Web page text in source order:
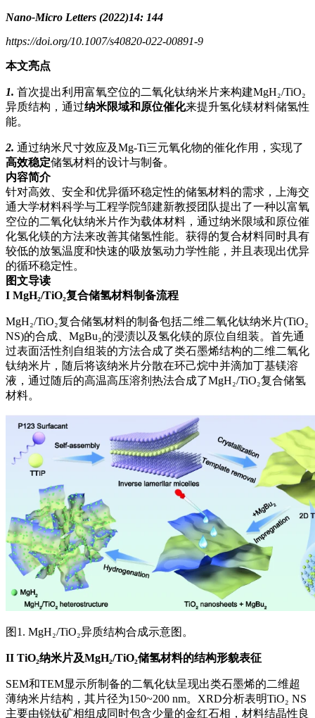
Nano-Micro Letters (2022)14: 144
https://doi.org/10.1007/s40820-022-00891-9
本文亮点
1. 首次提出利用富氧空位的二氧化钛纳米片来构建MgH₂/TiO₂
异质结构，通过纳米限域和原位催化来提升氢化镁材料储氢性
能。
2. 通过纳米尺寸效应及Mg-Ti三元氧化物的催化作用，实现了
高效稳定储氢材料的设计与制备。
内容简介
针对高效、安全和优异循环稳定性的储氢材料的需求，上海交
通大学材料科学与工程学院邹建新教授团队提出了一种以富氧
空位的二氧化钛纳米片作为载体材料，通过纳米限域和原位催
化氢化镁的方法来改善其储氢性能。获得的复合材料同时具有
较低的放氢温度和快速的吸放氢动力学性能，并且表现出优异
的循环稳定性。
图文导读
I MgH₂/TiO₂复合储氢材料制备流程
MgH₂/TiO₂复合储氢材料的制备包括二维二氧化钛纳米片(TiO₂
NS)的合成、MgBu₂的浸渍以及氢化镁的原位自组装。首先通
过表面活性剂自组装的方法合成了类石墨烯结构的二维二氧化
钛纳米片，随后将该纳米片分散在环己烷中并滴加丁基镁溶
液，通过随后的高温高压溶剂热法合成了MgH₂/TiO₂复合储氢
材料。
图1. MgH₂/TiO₂异质结构合成示意图。
II TiO₂纳米片及MgH₂/TiO₂储氢材料的结构形貌表征
SEM和TEM显示所制备的二氧化钛呈现出类石墨烯的二维超
薄纳米片结构，其片径为150~200 nm。XRD分析表明TiO₂ NS
主要由锐钛矿相组成同时包含少量的金红石相，材料结晶性良